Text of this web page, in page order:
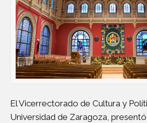
El Vicerrectorado de Cultura y
Universidad de Zaragoza,